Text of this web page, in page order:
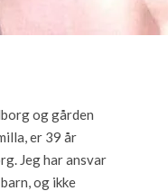
og gården
er 39 år
Jeg har ansvar
og ikke